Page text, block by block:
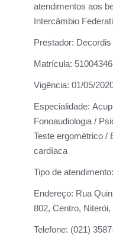
atendimentos aos
Intercâmbio
Prestador:
Matrícula:
Vigência: 01/05/
Especialidade:
Fonoaudiologia /
Teste ergométrico /
cardíaca
Tipo de atendimento:
Endereço: Rua
802, Centro,
Telefone: (021)